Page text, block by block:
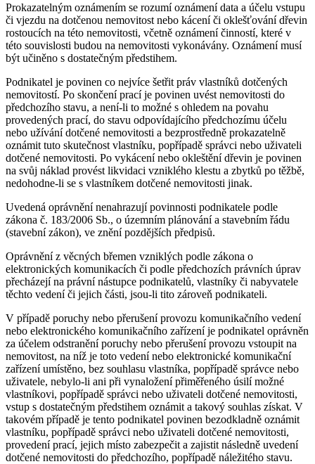
Prokazatelným oznámením se rozumí oznámení data a účelu vstupu
či vjezdu na dotčenou nemovitost nebo kácení či oklešťování dřevin
rostoucích na této nemovitosti, včetně oznámení činností, které v
této souvislosti budou na nemovitosti vykonávány. Oznámení musí
být učiněno s dostatečným předstihem.
Podnikatel je povinen co nejvíce šetřit práv vlastníků dotčených
nemovitostí. Po skončení prací je povinen uvést nemovitosti do
předchozího stavu, a není-li to možné s ohledem na povahu
provedených prací, do stavu odpovídajícího předchozímu účelu
nebo užívání dotčené nemovitosti a bezprostředně prokazatelně
oznámit tuto skutečnost vlastníku, popřípadě správci nebo uživateli
dotčené nemovitosti. Po vykácení nebo okleštění dřevin je povinen
na svůj náklad provést likvidaci vzniklého klestu a zbytků po těžbě,
nedohodne-li se s vlastníkem dotčené nemovitosti jinak.
Uvedená oprávnění nenahrazují povinnosti podnikatele podle
zákona č. 183/2006 Sb., o územním plánování a stavebním řádu
(stavební zákon), ve znění pozdějších předpisů.
Oprávnění z věcných břemen vzniklých podle zákona o
elektronických komunikacích či podle předchozích právních úprav
přecházejí na právní nástupce podnikatelů, vlastníky či nabyvatele
těchto vedení či jejich části, jsou-li tito zároveň podnikateli.
V případě poruchy nebo přerušení provozu komunikačního vedení
nebo elektronického komunikačního zařízení je podnikatel oprávněn
za účelem odstranění poruchy nebo přerušení provozu vstoupit na
nemovitost, na níž je toto vedení nebo elektronické komunikační
zařízení umístěno, bez souhlasu vlastníka, popřípadě správce nebo
uživatele, nebylo-li ani při vynaložení přiměřeného úsilí možné
vlastníkovi, popřípadě správci nebo uživateli dotčené nemovitosti,
vstup s dostatečným předstihem oznámit a takový souhlas získat. V
takovém případě je tento podnikatel povinen bezodkladně oznámit
vlastníku, popřípadě správci nebo uživateli dotčené nemovitosti,
provedení prací, jejich místo zabezpečit a zajistit následně uvedení
dotčené nemovitosti do předchozího, popřípadě náležitého stavu.